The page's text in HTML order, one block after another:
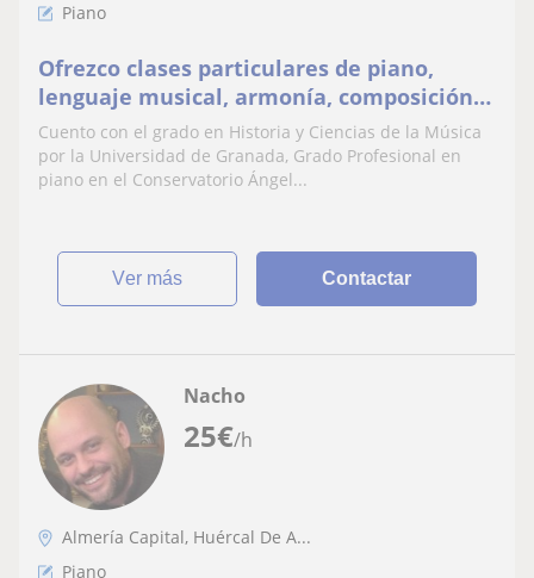
Piano
Ofrezco clases particulares de piano,
lenguaje musical, armonía, composición,
análisis y acompañamiento para todas las
edades
Cuento con el grado en Historia y Ciencias de la Música
por la Universidad de Granada, Grado Profesional en
piano en el Conservatorio Ángel...
ver más Contactar
25€/h
Nacho
Almería Capital, Huércal De A...
Piano